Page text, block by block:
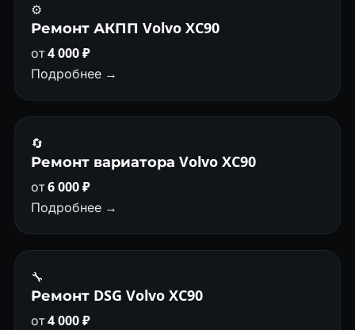
⚙️
Ремонт АКПП Volvo XC90
от4 000 ₽
Подробнее →
🔄
Ремонт вариатора Volvo XC90
от6 000 ₽
Подробнее →
🔧
Ремонт DSG Volvo XC90
от4 000 ₽